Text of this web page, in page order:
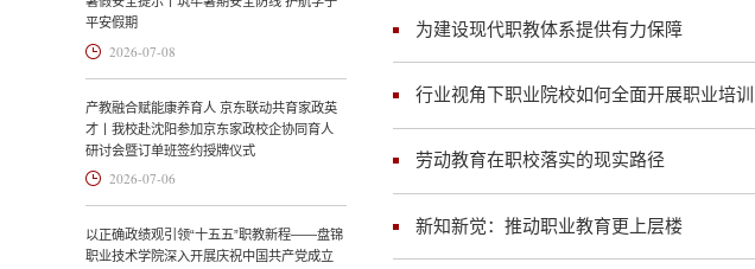
为建设现代职教体系提供有力保障
行业视角下职业院校如何全面开展职业培训
劳动教育在职校落实的现实路径
新知新觉：推动职业教育更上层楼
平安假期
2026-07-08
产教融合赋能康养育人 京东联动共育家政英
才丨我校赴沈阳参加京东家政校企协同育人
研讨会暨订单班签约授牌仪式
2026-07-06
以正确政绩观引领“十五五”职教新程——盘锦
职业技术学院深入开展庆祝中国共产党成立